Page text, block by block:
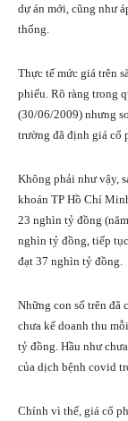
dự án mới, cũng như
thống.
Thực tế mức giá trên
phiếu. Rõ ràng trong
(30/06/2009) nhưng
trường đã định giá cổ
Không phải như vậy,
khoán TP Hồ Chí
23 nghìn tỷ đồng
nghìn tỷ đồng, tiếp
đạt 37 nghìn tỷ đồng.
Những con số trên đã
chưa kể doanh thu
tỷ đồng. Hầu như
của dịch bệnh covid
Chính vì thế, giá cổ